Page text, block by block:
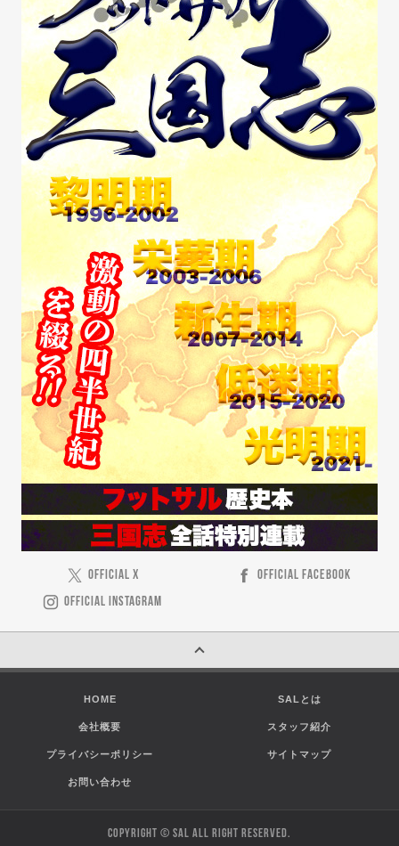
OFFICIAL X
OFFICIAL FACEBOOK
OFFICIAL INSTAGRAM
HOME SALとは
会社概要 スタッフ紹介
プライバシーポリシー サイトマップ
お問い合わせ
COPYRIGHT © SAL ALL RIGHT RESERVED.